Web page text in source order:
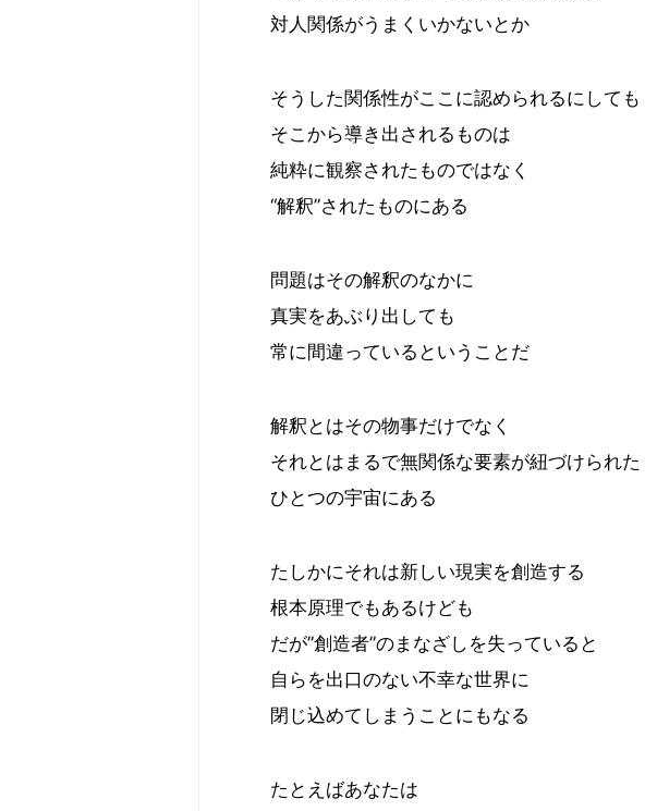
対人関係がうまくいかないとか
そうした関係性がここに認められるにしても
そこから導き出されるものは
純粋に観察されたものではなく
“解釈”されたものにある
問題はその解釈のなかに
真実をあぶり出しても
常に間違っているということだ
解釈とはその物事だけでなく
それとはまるで無関係な要素が紐づけられた
ひとつの宇宙にある
たしかにそれは新しい現実を創造する
根本原理でもあるけども
だが”創造者”のまなざしを失っていると
自らを出口のない不幸な世界に
閉じ込めてしまうことにもなる
たとえばあなたは